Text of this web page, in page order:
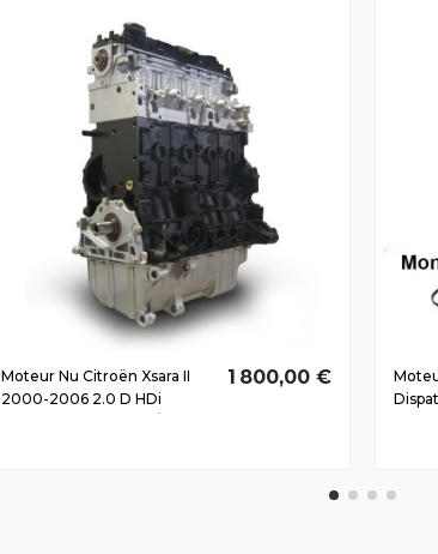
Moteur Nu Citroën Xsara II
2000-2006 2.0 D HDi
1 800,00 €